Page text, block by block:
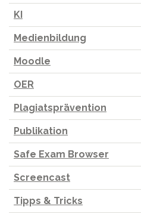
KI
Medienbildung
Moodle
OER
Plagiatsprävention
Publikation
Safe Exam Browser
Screencast
Tipps & Tricks